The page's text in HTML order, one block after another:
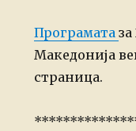
Програмата за
Македонија
страница.